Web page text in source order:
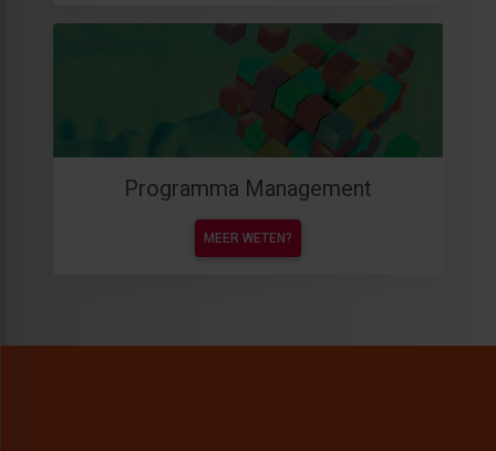
Programma Management
MEER WETEN?